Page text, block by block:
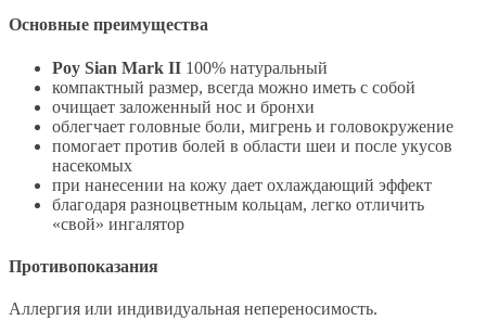
Основные преимущества
Poy Sian Mark II 100% натуральный
компактный размер, всегда можно иметь с собой
очищает заложенный нос и бронхи
облегчает головные боли, мигрень и головокружение
помогает против болей в области шеи и после укусов
насекомых
при нанесении на кожу дает охлаждающий эффект
благодаря разноцветным кольцам, легко отличить
«свой» ингалятор
Противопоказания
Аллергия или индивидуальная непереносимость.